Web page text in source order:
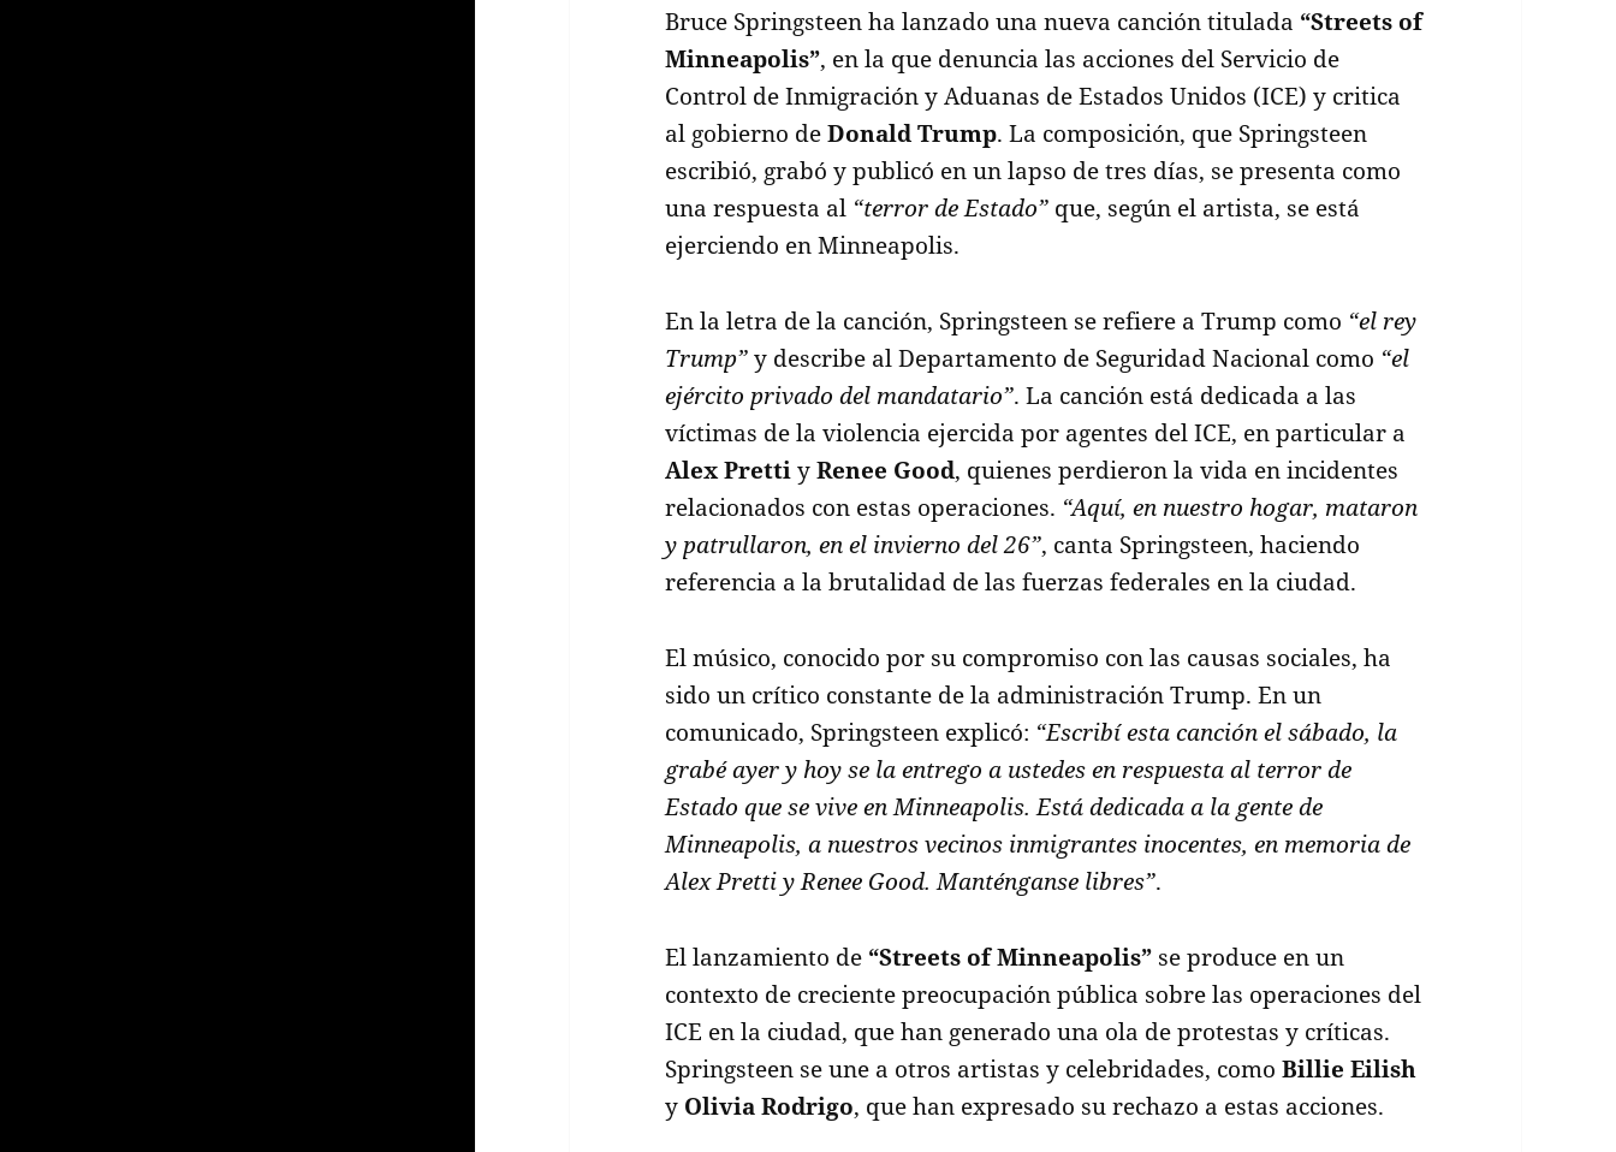
Bruce Springsteen ha lanzado una nueva canción titulada “Streets of
Minneapolis”, en la que denuncia las acciones del Servicio de
Control de Inmigración y Aduanas de Estados Unidos (ICE) y critica
al gobierno deDonald Trump. La composición, que Springsteen
escribió, grabó y publicó en un lapso de tres días, se presenta como
una respuesta al “terror de Estado” que, según el artista, se está
ejerciendo en Minneapolis.
En la letra de la canción, Springsteen se refiere a Trump como “el rey
Trump”y describe al Departamento de Seguridad Nacional como “el
ejército privado del mandatario”. La canción está dedicada a las
víctimas de la violencia ejercida por agentes del ICE, en particular a
Alex PrettiyRenee Good, quienes perdieron la vida en incidentes
relacionados con estas operaciones. “Aquí, en nuestro hogar, mataron
y patrullaron, en el invierno del 26”, canta Springsteen, haciendo
referencia a la brutalidad de las fuerzas federales en la ciudad.
El músico, conocido por su compromiso con las causas sociales, ha
sido un crítico constante de la administración Trump. En un
comunicado, Springsteen explicó: “Escribí esta canción el sábado, la
grabé ayer y hoy se la entrego a ustedes en respuesta al terror de
Estado que se vive en Minneapolis. Está dedicada a la gente de
Minneapolis, a nuestros vecinos inmigrantes inocentes, en memoria de
Alex Pretti y Renee Good. Manténganse libres”.
El lanzamiento de “Streets of Minneapolis” se produce en un
contexto de creciente preocupación pública sobre las operaciones del
ICE en la ciudad, que han generado una ola de protestas y críticas.
Springsteen se une a otros artistas y celebridades, comoBillie Eilish
y Olivia Rodrigo, que han expresado su rechazo a estas acciones.